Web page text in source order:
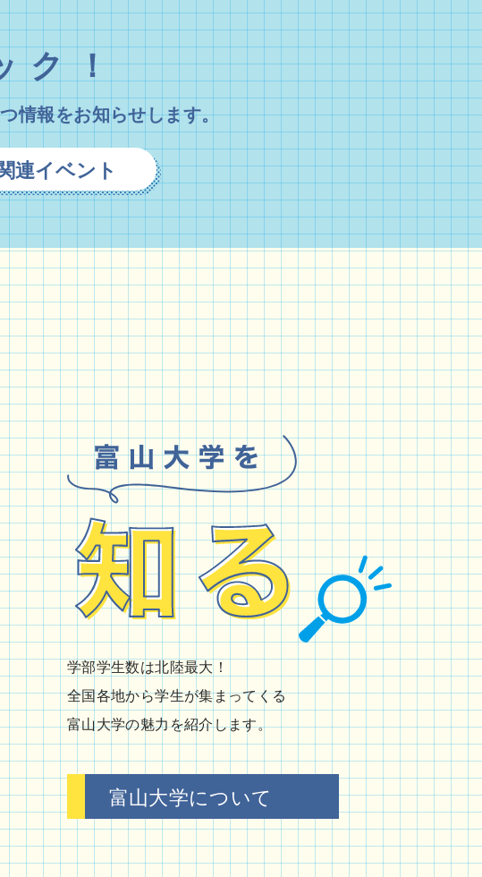
ク！
情報をお知らせします。
連イベント
学部学生数は北陸最大！
全国各地から学生が集まってくる
富山大学の魅力を紹介します。
富山大学について